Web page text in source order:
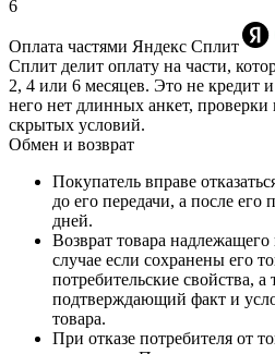
6
Оплата частями Яндекс Сплит
Сплит делит оплату на части,
2, 4 или 6 месяцев. Это не кредит
него нет длинных анкет,
скрытых условий.
Обмен и возврат
Покупатель вправе
до его передачи, а после его
дней.
Возврат товара надлежащего
случае если сохранены его
потребительские свойства, а
подтверждающий факт и
товара.
При отказе потребителя от